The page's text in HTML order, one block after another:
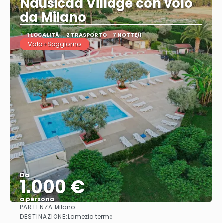
da Milano
1 LOCALITÀ 2 TRASPORTO 7 NOTTE/I
Volo+Soggiorno
Da
1.000 €
a persona
PARTENZA:Milano
DESTINAZIONE:Lamezia terme